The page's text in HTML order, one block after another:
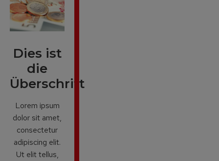
Dies ist
die
Überschrift
Lorem ipsum
dolor sit amet,
consectetur
adipiscing elit.
Ut elit tellus,